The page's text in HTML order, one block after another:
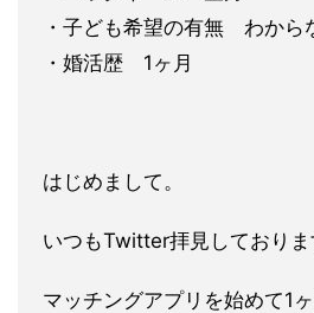
・子ども希望の有無 わから
・婚活歴 1ヶ月
はじめまして。
いつもTwitter拝見しておりま
マッチングアプリを始めて1